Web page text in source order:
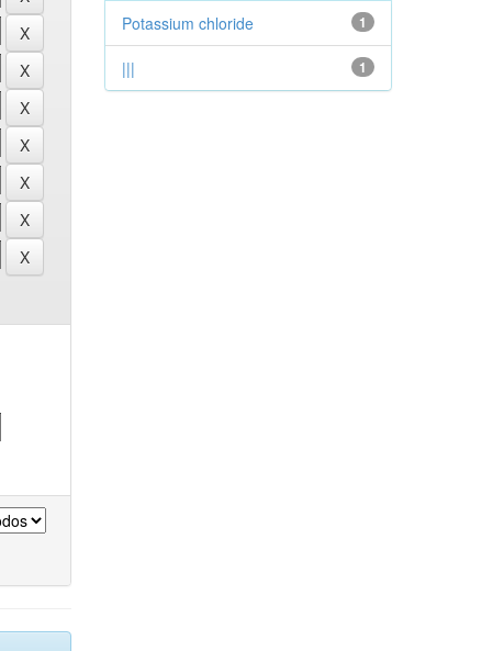
1
Potassium chloride
1
|||